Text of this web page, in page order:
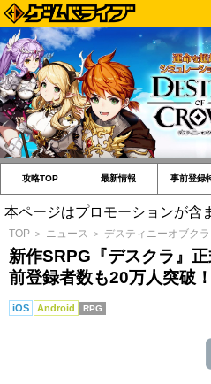
攻略TOP 最新情報 事前登録
本ページはプロモーションが含
TOP ＞ ニュース ＞ デスティニーオブク
新作SRPG『デスクラ』
前登録者数も20万人突破！
iOS Android RPG